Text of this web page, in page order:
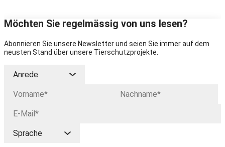
Möchten Sie regelmässig von uns lesen?
Abonnieren Sie unsere Newsletter und seien Sie immer auf dem
neusten Stand über unsere Tierschutzprojekte.